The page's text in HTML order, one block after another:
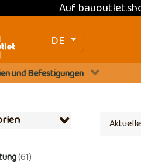
Auf
Sprache auswählen
DE
und Befestigungen
(61)